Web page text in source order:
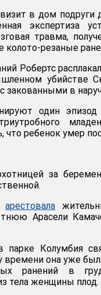
в дом подруги
экспертиза
травма,
колото-резаные
Робертс
убийстве
закованными в
один
что ребенок умер
за
арестовала
Арасели
парке Колумбия
она уже
ранений в
тела женщины плод.